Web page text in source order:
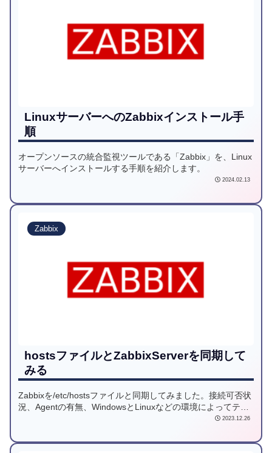
LinuxサーバーへのZabbixインストール手
順
オープンソースの統合監視ツールである「Zabbix」を、Linux
サーバーへインストールする手順を紹介します。
2024.02.13
Zabbix
hostsファイルとZabbixServerを同期して
みる
Zabbixを/etc/hostsファイルと同期してみました。接続可否状
況、Agentの有無、WindowsとLinuxなどの環境によってテン
2023.12.26